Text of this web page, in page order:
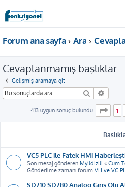
Forum ana sayfa Ara
Cevaplanmamış başlıklar
Gelişmiş aramaya git
Ara
413 uygun sonuç bulundu .1
VC5 PLC ile Fatek HMi
Son mesaj gönderen Myildizili « Cum
Gönderilme zamanı forum VH ve VC
SD710 SD780 Analog Giriş Ölü